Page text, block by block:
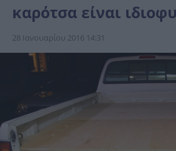
καρότσα είναι
28 Ιανουαρίου 2016 14:31